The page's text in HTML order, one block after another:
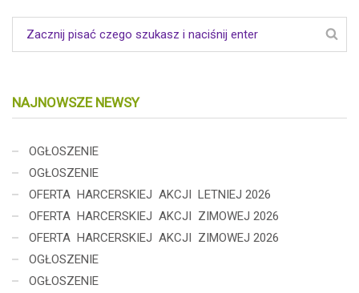
NAJNOWSZE NEWSY
OGŁOSZENIE
OGŁOSZENIE
OFERTA HARCERSKIEJ AKCJI LETNIEJ 2026
OFERTA HARCERSKIEJ AKCJI ZIMOWEJ 2026
OFERTA HARCERSKIEJ AKCJI ZIMOWEJ 2026
OGŁOSZENIE
OGŁOSZENIE